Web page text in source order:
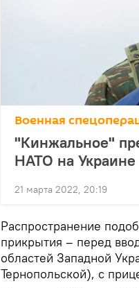
Военная
"Кинжальное"
НАТО на Украине
21 марта 2022, 20:19
Распространение
прикрытия – перед
областей Западной
Тернопольской), с